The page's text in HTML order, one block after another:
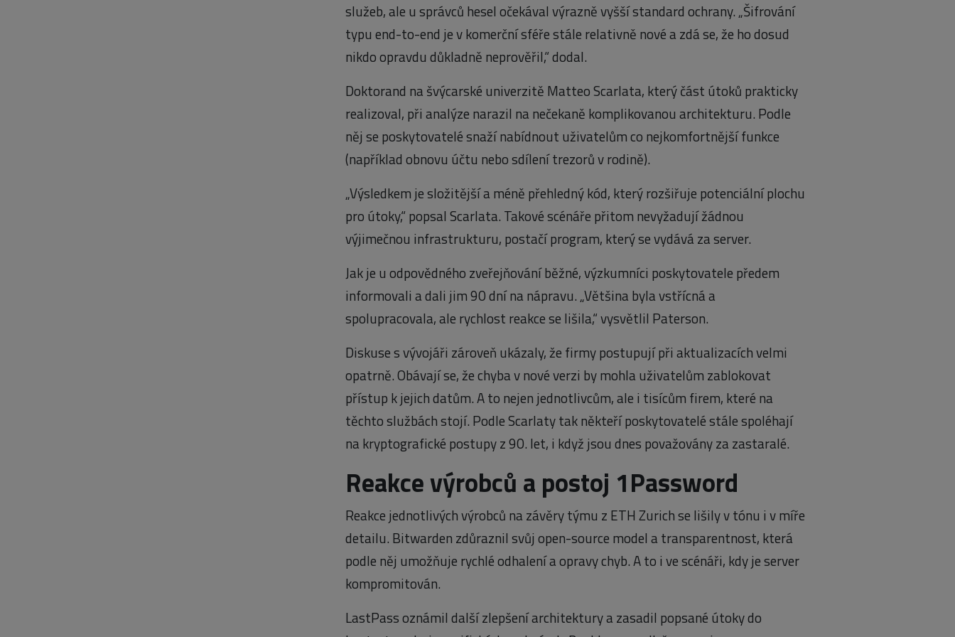
služeb, ale u správců hesel očekával výrazně vyšší standard ochrany. „Šifrování
typu end-to-end je v komerční sféře stále relativně nové a zdá se, že ho dosud
nikdo opravdu důkladně neprověřil,“ dodal.
Doktorand na švýcarské univerzitě Matteo Scarlata, který část útoků prakticky
realizoval, při analýze narazil na nečekaně komplikovanou architekturu. Podle
něj se poskytovatelé snaží nabídnout uživatelům co nejkomfortnější funkce
(například obnovu účtu nebo sdílení trezorů v rodině).
„Výsledkem je složitější a méně přehledný kód, který rozšiřuje potenciální plochu
pro útoky,“ popsal Scarlata. Takové scénáře přitom nevyžadují žádnou
výjimečnou infrastrukturu, postačí program, který se vydává za server.
Jak je u odpovědného zveřejňování běžné, výzkumníci poskytovatele předem
informovali a dali jim 90 dní na nápravu. „Většina byla vstřícná a
spolupracovala, ale rychlost reakce se lišila,“ vysvětlil Paterson.
Diskuse s vývojáři zároveň ukázaly, že firmy postupují při aktualizacích velmi
opatrně. Obávají se, že chyba v nové verzi by mohla uživatelům zablokovat
přístup k jejich datům. A to nejen jednotlivcům, ale i tisícům firem, které na
těchto službách stojí. Podle Scarlaty tak někteří poskytovatelé stále spoléhají
na kryptografické postupy z 90. let, i když jsou dnes považovány za zastaralé.
Reakce výrobců a postoj 1Password
Reakce jednotlivých výrobců na závěry týmu z ETH Zurich se lišily v tónu i v míře
detailu. Bitwarden zdůraznil svůj open-source model a transparentnost, která
podle něj umožňuje rychlé odhalení a opravy chyb. A to i ve scénáři, kdy je server
kompromitován.
LastPass oznámil další zlepšení architektury a zasadil popsané útoky do